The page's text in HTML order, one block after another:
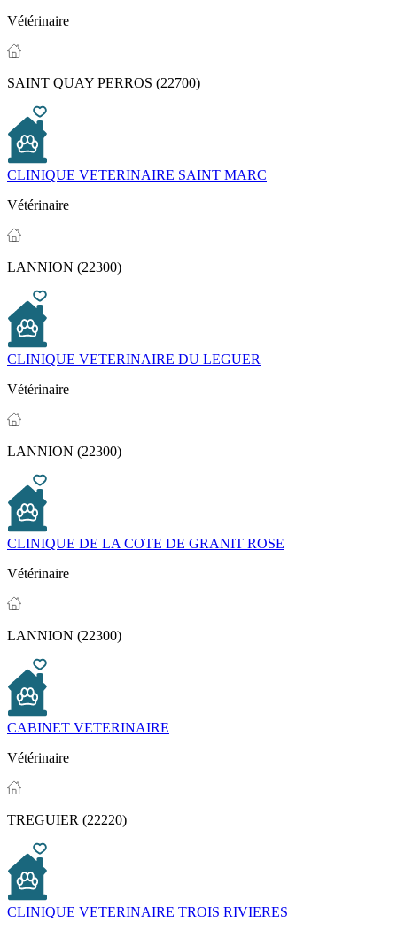
Vétérinaire
SAINT QUAY PERROS (22700)
CLINIQUE VETERINAIRE SAINT MARC
Vétérinaire
LANNION (22300)
CLINIQUE VETERINAIRE DU LEGUER
Vétérinaire
LANNION (22300)
CLINIQUE DE LA COTE DE GRANIT ROSE
Vétérinaire
LANNION (22300)
CABINET VETERINAIRE
Vétérinaire
TREGUIER (22220)
CLINIQUE VETERINAIRE TROIS RIVIERES